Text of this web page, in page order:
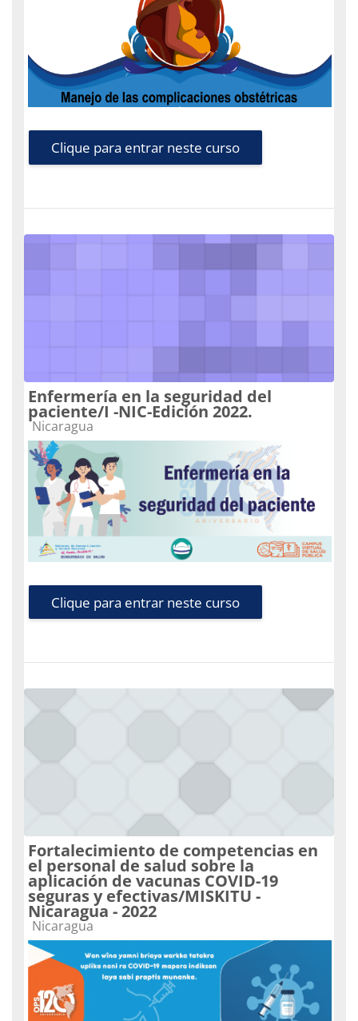
Clique para entrar neste curso
Enfermería en la seguridad del
paciente/I -NIC-Edición 2022.
Categoria do curso
Nicaragua
Clique para entrar neste curso
Fortalecimiento de competencias en
el personal de salud sobre la
aplicación de vacunas COVID-19
seguras y efectivas/MISKITU -
Nicaragua - 2022
Categoria do curso
Nicaragua